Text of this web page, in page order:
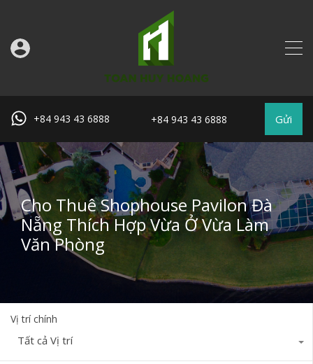
+84 943 43 6888 +84 943 43 6888 Gửi
Cho Thuê Shophouse Pavilon Đà
Nẵng Thích Hợp Vừa Ở Vừa Làm
Văn Phòng
Vị trí chính
Tất cả Vị trí